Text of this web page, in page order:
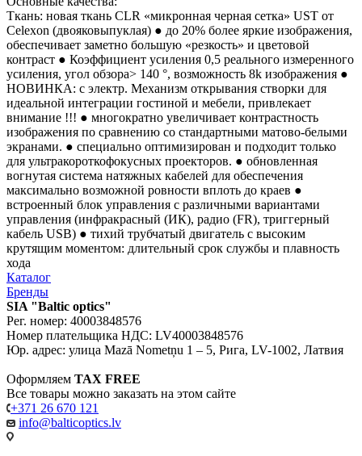
Ткань: новая ткань CLR «микронная черная сетка» UST от
Celexon (двояковыпуклая) ● до 20% более яркие изображения,
обеспечивает заметно большую «резкость» и цветовой
контраст ● Коэффициент усиления 0,5 реального измеренного
усиления, угол обзора> 140 °, возможность 8k изображения ●
НОВИНКА: с электр. Механизм открывания створки для
идеальной интеграции гостиной и мебели, привлекает
внимание !!! ● многократно увеличивает контрастность
изображения по сравнению со стандартными матово-белыми
экранами. ● специально оптимизирован и подходит только
для ультракороткофокусных проекторов. ● обновленная
вогнутая система натяжных кабелей для обеспечения
максимально возможной ровности вплоть до краев ●
встроенный блок управления с различными вариантами
управления (инфракрасный (ИК), радио (FR), триггерный
кабель USB) ● тихий трубчатый двигатель с высоким
крутящим моментом: длительный срок службы и плавность
хода
Каталог
Бренды
SIA "Baltic optics"
Рег. номер: 40003848576
Номер плательщика НДС: LV40003848576
Юр. адрес: улица Mazā Nometņu 1 – 5, Рига, LV-1002, Латвия
Оформляем TAX FREE
Все товары можно заказать на этом сайте
+371 26 670 121
info@balticoptics.lv